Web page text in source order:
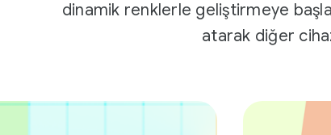
dinamik renklerle geliştirmeye
atarak diğer